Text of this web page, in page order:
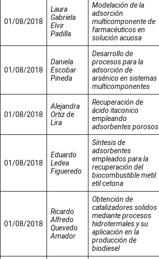
01/08/2018
Laura
Gabriela
Elvir
Padilla
Modelación de la
adsorción
multicomponente de
farmacéuticos en
solución acuosa
01/08/2018
Daniela
Escobar
Pineda
Desarrollo de
procesos para la
adsorción de
arsénico en sistemas
multicomponentes
01/08/2018
Alejandra
Ortiz de
Lira
Recuperación de
ácido itaconico
empleando
adsorbentes porosos
01/08/2018
Eduardo
Ledea
Figueredo
Síntesis de
adsorbentes
empleados para la
recuperación del
biocombustible metil
etil cetona
01/08/2018
Ricardo
Alfredo
Quevedo
Amador
Obtención de
catalizadores solidos
mediante procesos
hidrotermales y su
aplicación en la
producción de
biodiesel